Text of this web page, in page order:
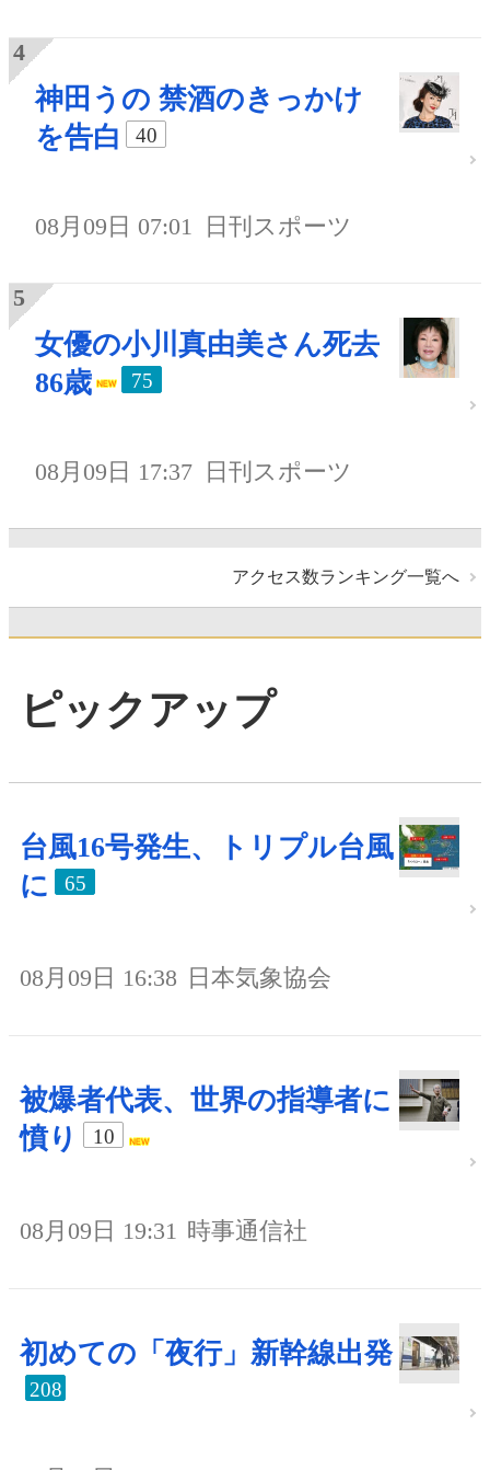
神田うの 禁酒のきっかけ
を告白
40
08月09日 07:01 日刊スポーツ
女優の小川真由美さん死去
86歳
75
08月09日 17:37 日刊スポーツ
アクセス数ランキング一覧へ
ピックアップ
台風16号発生、トリプル台風
に
65
08月09日 16:38 日本気象協会
被爆者代表、世界の指導者に
憤り
10
08月09日 19:31 時事通信社
初めての「夜行」新幹線出発
208